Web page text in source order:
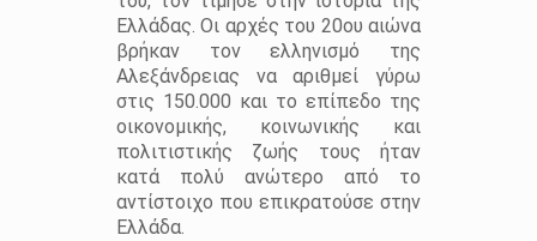
Ελλάδας. Οι αρχές του 20ου αιώνα
βρήκαν τον ελληνισμό της
Αλεξάνδρειας να αριθμεί γύρω
στις 150.000 και το επίπεδο της
οικονομικής, κοινωνικής και
πολιτιστικής ζωής τους ήταν
κατά πολύ ανώτερο από το
αντίστοιχο που επικρατούσε στην
Ελλάδα.